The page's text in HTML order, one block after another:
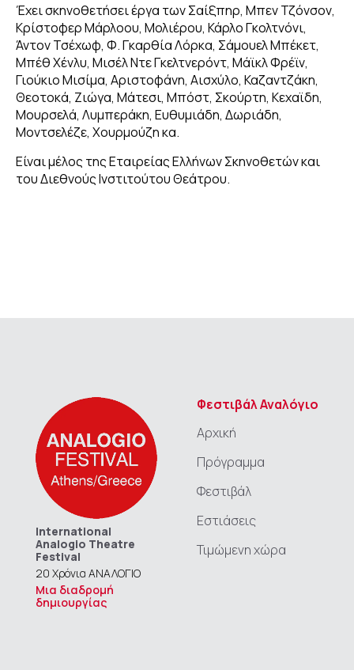
Έχει σκηνοθετήσει έργα των Σαίξπηρ, Μπεν Τζόνσον,
Κρίστοφερ Μάρλοου, Μολιέρου, Κάρλο Γκολτνόνι,
Άντον Τσέχωφ, Φ. Γκαρθία Λόρκα, Σάμουελ Μπέκετ,
Μπέθ Χένλυ, Μισέλ Ντε Γκελτνερόντ, Μάϊκλ Φρέϊν,
Γιούκιο Μισίμα, Αριστοφάνη, Αισχύλο, Καζαντζάκη,
Θεοτοκά, Ζιώγα, Μάτεσι, Μπόστ, Σκούρτη, Κεχαϊδη,
Μουρσελά, Λυμπεράκη, Ευθυμιάδη, Δωριάδη,
Μοντσελέζε, Χουρμούζη κα.
Είναι μέλος της Εταιρείας Ελλήνων Σκηνοθετών και
του Διεθνούς Ινστιτούτου Θεάτρου.
International
Analogio Theatre
Festival
20 Χρόνια ΑΝΑΛΟΓΙΟ
Μια διαδρομή
δημιουργίας
Φεστιβάλ Αναλόγιο
Αρχική
Πρόγραμμα
Φεστιβάλ
Εστιάσεις
Τιμώμενη χώρα